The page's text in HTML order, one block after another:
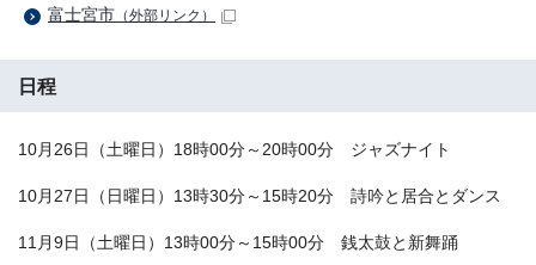
富士宮市 （外部リンク）
日程
10月26日（土曜日）18時00分～20時00分 ジャズナイト
10月27日（日曜日）13時30分～15時20分 詩吟と居合とダンス
11月9日（土曜日）13時00分～15時00分 銭太鼓と新舞踊